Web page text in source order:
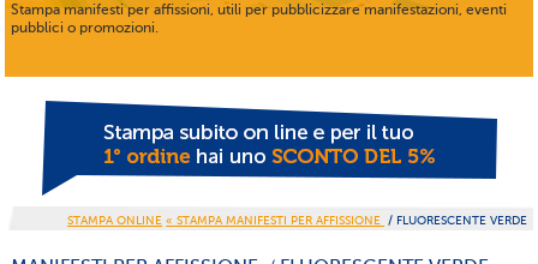
Stampa manifesti per affissioni, utili per pubblicizzare manifestazioni, eventi
pubblici o promozioni.
STAMPA ONLINE « STAMPA MANIFESTI PER AFFISSIONE / FLUORESCENTE VERDE